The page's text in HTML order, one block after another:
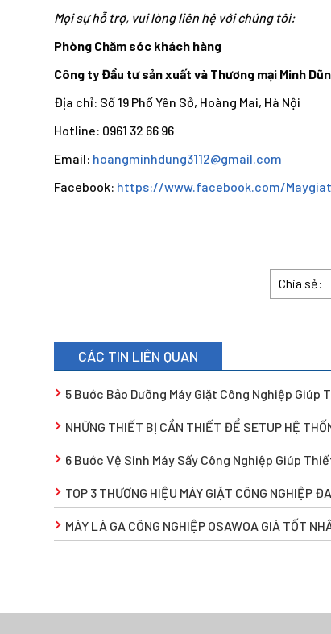
Mọi sự hỗ trợ, vui lòng liên hệ với chúng tôi:
Phòng Chăm sóc khách hàng
Công ty Đầu tư sản xuất và Thương mại Minh
Địa chỉ: Số 19 Phố Yên Sở, Hoàng Mai, Hà Nội
Hotline: 0961 32 66 96
Email: hoangminhdung3112@gmail.com
Facebook: https://www.facebook.com/
Chia sẻ:
CÁC TIN LIÊN QUAN
5 Bước Bảo Dưỡng Máy Giặt Công Nghiệp
NHỮNG THIẾT BỊ CẦN THIẾT ĐỂ SETUP HỆ
6 Bước Vệ Sinh Máy Sấy Công Nghiệp Giúp
TOP 3 THƯƠNG HIỆU MÁY GIẶT CÔNG NGHIỆP
MÁY LÀ GA CÔNG NGHIỆP OSAWOA GIÁ TỐT